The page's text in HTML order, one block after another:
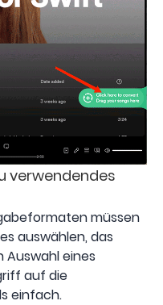
verwendendes
müssen
auswählen, das
Auswahl eines
auf die
einfach.